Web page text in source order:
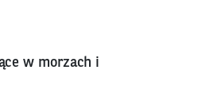
w morzach i